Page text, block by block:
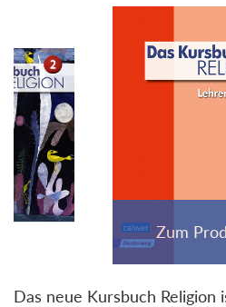
Das neue Kursbuch Religion